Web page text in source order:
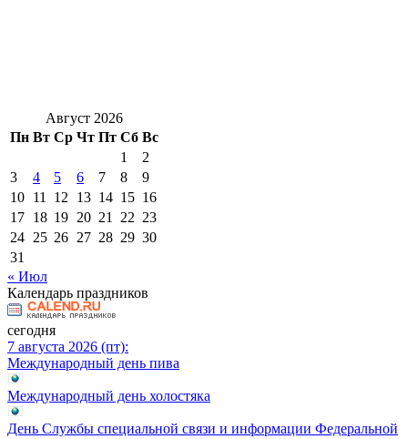
Август 2026
Пн Вт Ср Чт Пт Сб Вс
1
2
3
4 5 6 7 8
9
10 11 12 13 14 15 16
17 18 19 20 21 22 23
24 25 26 27 28 29 30
31
« Июл
Календарь праздников
сегодня
7 августа 2026 (пт):
Международный день пива
Международный день холостяка
День Службы специальной связи и информации Федеральной